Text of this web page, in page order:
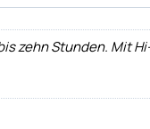
zehn Stunden. Mit